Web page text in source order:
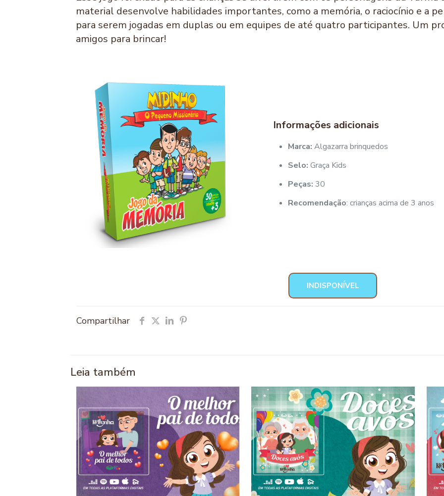
material desenvolve habilidades importantes, como a memória, o raciocínio e a
para serem jogadas em duplas ou em equipes de até quatro participantes. Um
amigos para brincar!
Informações adicionais
Marca: Algazarra brinquedos
Selo:Graça Kids
Peças:30
Recomendação: crianças acima de 3 anos
INDISPONÍVEL
Compartilhar
Leia também